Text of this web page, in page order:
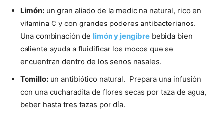
Limón: un gran aliado de la medicina natural, rico en
vitamina C y con grandes poderes antibacterianos.
Una combinación de limón y jengibre bebida bien
caliente ayuda a fluidificar los mocos que se
encuentran dentro de los senos nasales.
Tomillo: un antibiótico natural. Prepara una infusión
con una cucharadita de flores secas por taza de agua,
beber hasta tres tazas por día.